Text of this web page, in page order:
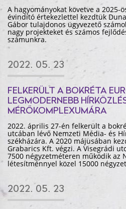
A hagyományokat követve a 2025-
évindító értekezlettel kezdtük
Gábor tulajdonos ügyvezető
nagy projekteket és számos
számunkra.
2022. 05. 23
FELKERÜLT A BOKRÉTA
LEGMODERNEBB
MÉRŐKOMPLEXUMÁRA
2022. április 27-én felkerült a
utcában lévő Nemzeti Média- és
székházára. A 2020 májusában
Grabarics Kft. végzi. A Visegrádi
7500 négyzetméteren működik az
létesítménnyel közel 15000
2022. 05. 23